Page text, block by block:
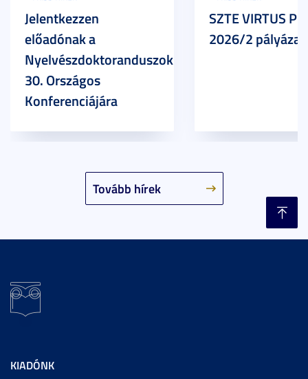
Tovább hírek
Jelentkezzen
előadónak a
Nyelvészdoktoranduszok
30. Országos
Konferenciájára
SZTE VIRTUS
2026/2
KIADÓNK